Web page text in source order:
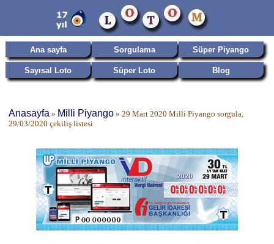
Ana sayfa Sorgulama Süper Piyango
Sayısal Loto Süper Loto Blog
Anasayfa » Milli Piyango» 29 Mart 2020 Milli Piyango sorgula,
29/03/2020 çekiliş listesi